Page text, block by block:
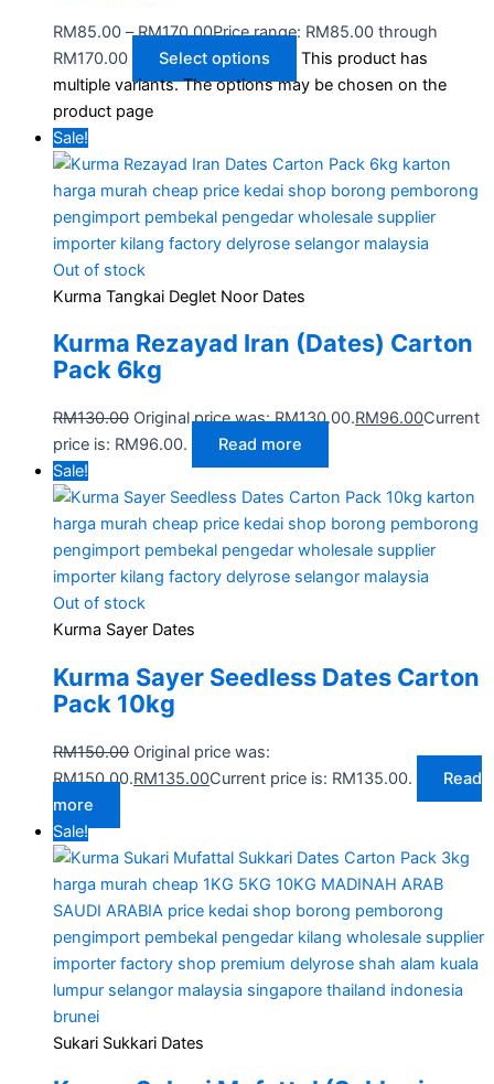
RM85.00 – RM170.00Price range: RM85.00 through
RM170.00
Select options
This product has
multiple variants. The options may be chosen on the
product page
Sale!
Out of stock
Kurma Tangkai Deglet Noor Dates
Kurma Rezayad Iran (Dates) Carton
Pack 6kg
RM130.00 Original price was: RM130.00.RM96.00Current
price is: RM96.00.
Read more
Sale!
Out of stock
Kurma Sayer Dates
Kurma Sayer Seedless Dates Carton
Pack 10kg
RM150.00 Original price was:
RM150.00.RM135.00Current price is: RM135.00.
Read
more
Sale!
Sukari Sukkari Dates